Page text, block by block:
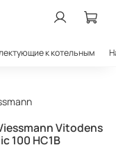
к котельным
Vitodens
100 HC1B